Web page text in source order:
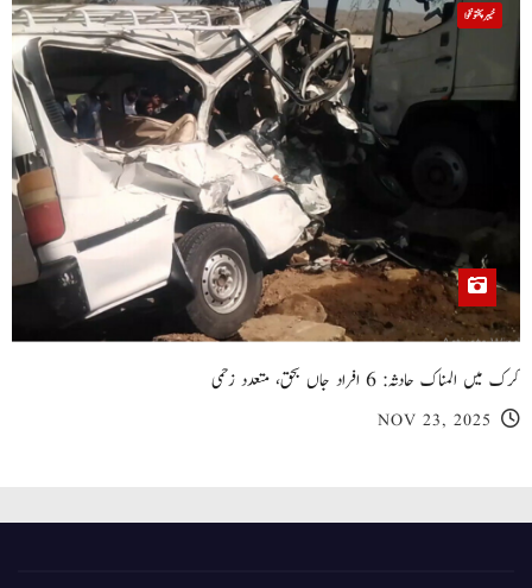
خیبر پختونخوا
کرک میں المناک حادثہ: 6 افراد جاں بحق، متعدد زخمی
NOV 23, 2025